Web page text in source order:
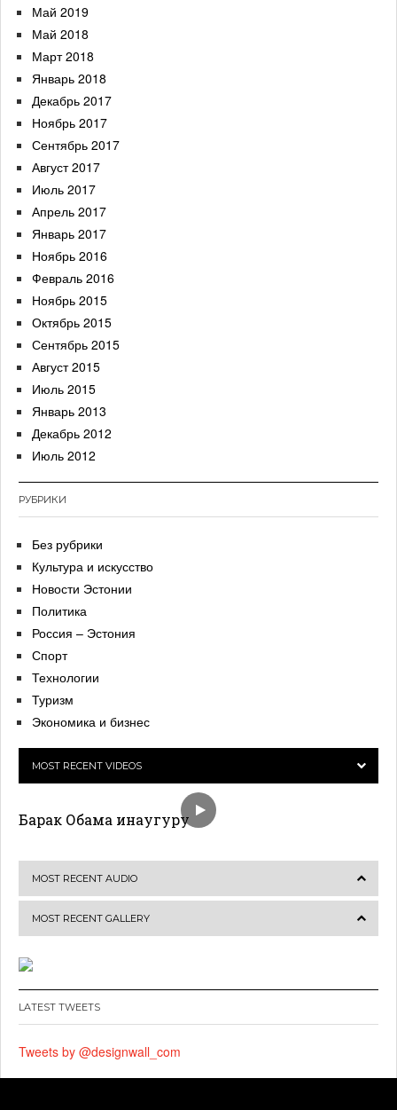
Май 2019
Май 2018
Март 2018
Январь 2018
Декабрь 2017
Ноябрь 2017
Сентябрь 2017
Август 2017
Июль 2017
Апрель 2017
Январь 2017
Ноябрь 2016
Февраль 2016
Ноябрь 2015
Октябрь 2015
Сентябрь 2015
Август 2015
Июль 2015
Январь 2013
Декабрь 2012
Июль 2012
РУБРИКИ
Без рубрики
Культура и искусство
Новости Эстонии
Политика
Россия – Эстония
Спорт
Технологии
Туризм
Экономика и бизнес
MOST RECENT VIDEOS
Барак Обама инаугуру
MOST RECENT AUDIO
MOST RECENT GALLERY
LATEST TWEETS
Tweets by @designwall_com